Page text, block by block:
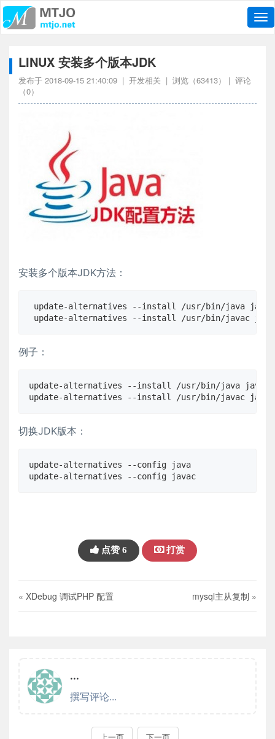
导
航
LINUX 安装多个版本JDK
发布于 2018-09-15 21:40:09 | 开发相关 | 浏览（63413） | 评论
（0）
安装多个版本JDK方法：
update-alternatives --install /usr/bin/java java
update-alternatives --install /usr/bin/javac javac
例子：
update-alternatives --install /usr/bin/java java
update-alternatives --install /usr/bin/javac
切换JDK版本：
update-alternatives --config java
update-alternatives --config javac
点赞 6 打赏
« XDebug 调试PHP 配置 mysql主从复制 »